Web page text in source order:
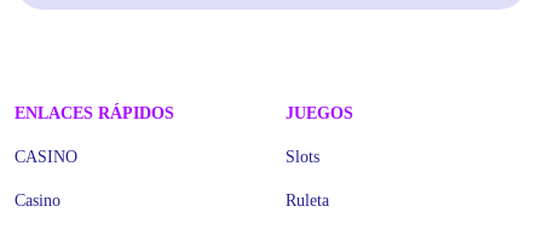
ENLACES RÁPIDOS
CASINO
Casino
JUEGOS
Slots
Ruleta